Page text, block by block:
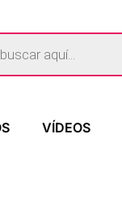
VÍDEOS